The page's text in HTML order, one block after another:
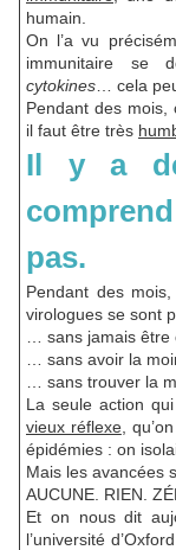
humain.
On l’a vu
immunitaire se
cytokines … cela
Pendant des mois,
il faut être très
Il y a
pas.
Pendant des
virologues se sont
… sans jamais
… sans avoir la
… sans trouver la
La seule action
vieux réflexe,
épidémies : on
Mais les avancées
AUCUNE. RIEN.
Et on nous dit
l’université